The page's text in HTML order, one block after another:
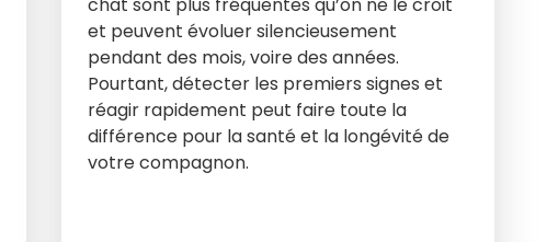
et peuvent évoluer silencieusement
pendant des mois, voire des années.
Pourtant, détecter les premiers signes et
réagir rapidement peut faire toute la
différence pour la santé et la longévité de
votre compagnon.